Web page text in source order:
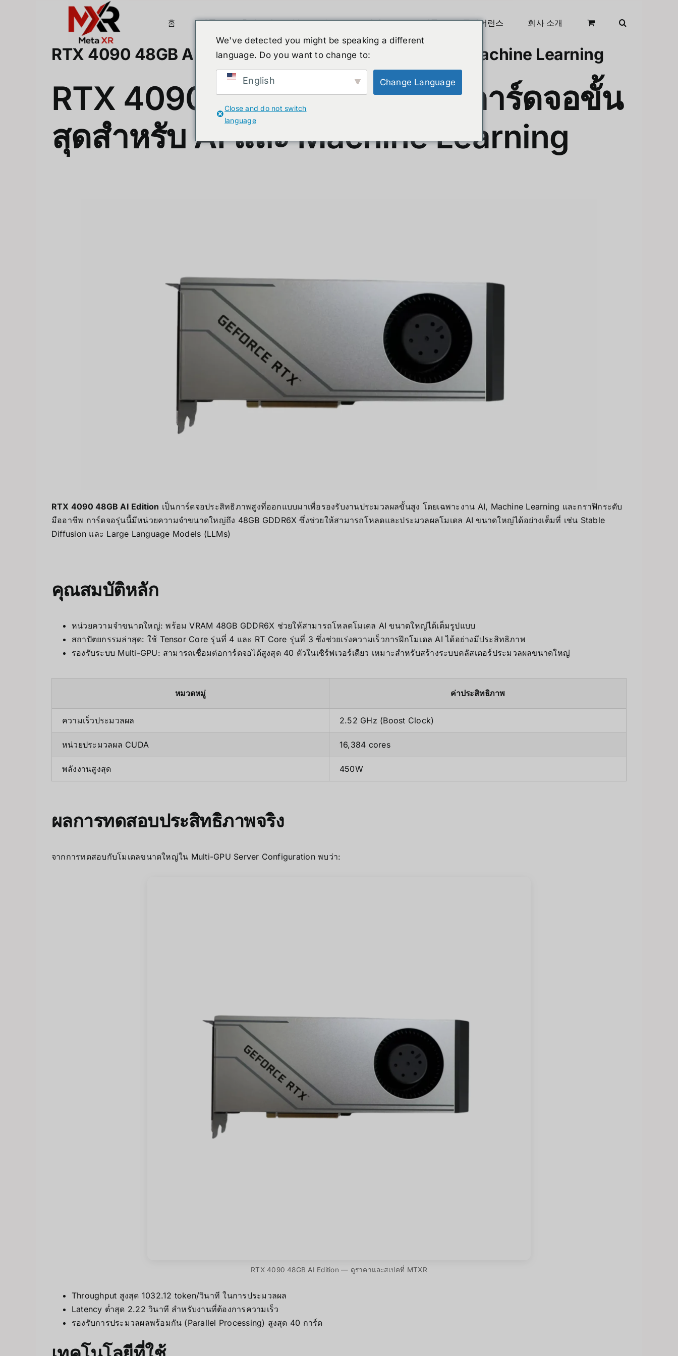
홈 제품 휴머노이드 로봇 뉴스 서비스 쇼핑몰 클리어런스 회사 소개
RTX 4090 48GB AI Edition: การ์ดจอขั้นสุดสำหรับ AI และ Machine Learning
RTX 4090 48GB AI Edition: การ์ดจอขั้น
สุดสำหรับ AI และ Machine Learning
RTX 4090 48GB AI Edition เป็นการ์ดจอประสิทธิภาพสูงที่ออกแบบมาเพื่อรองรับงานประมวลผลขั้นสูง โดยเฉพาะงาน AI, Machine Learning และกราฟิกระดับ
มืออาชีพ การ์ดจอรุ่นนี้มีหน่วยความจำขนาดใหญ่ถึง 48GB GDDR6X ซึ่งช่วยให้สามารถโหลดและประมวลผลโมเดล AI ขนาดใหญ่ได้อย่างเต็มที่ เช่น Stable
Diffusion และ Large Language Models (LLMs)
คุณสมบัติหลัก
หน่วยความจำขนาดใหญ่: พร้อม VRAM 48GB GDDR6X ช่วยให้สามารถโหลดโมเดล AI ขนาดใหญ่ได้เต็มรูปแบบ
สถาปัตยกรรมล่าสุด: ใช้ Tensor Core รุ่นที่ 4 และ RT Core รุ่นที่ 3 ซึ่งช่วยเร่งความเร็วการฝึกโมเดล AI ได้อย่างมีประสิทธิภาพ
รองรับระบบ Multi-GPU: สามารถเชื่อมต่อการ์ดจอได้สูงสุด 40 ตัวในเซิร์ฟเวอร์เดียว เหมาะสำหรับสร้างระบบคลัสเตอร์ประมวลผลขนาดใหญ่
หมวดหมู่ ค่าประสิทธิภาพ
ความเร็วประมวลผล 2.52 GHz (Boost Clock)
หน่วยประมวลผล CUDA 16,384 cores
พลังงานสูงสุด 450W
ผลการทดสอบประสิทธิภาพจริง
จากการทดสอบกับโมเดลขนาดใหญ่ใน Multi-GPU Server Configuration พบว่า:
RTX 4090 48GB AI Edition — ดูราคาและสเปคที่ MTXR
Throughput สูงสุด 1032.12 token/วินาที ในการประมวลผล
Latency ต่ำสุด 2.22 วินาที สำหรับงานที่ต้องการความเร็ว
รองรับการประมวลผลพร้อมกัน (Parallel Processing) สูงสุด 40 การ์ด
We've detected you might be speaking a different
language. Do you want to change to:
English Change Language
Close and do not switch
language